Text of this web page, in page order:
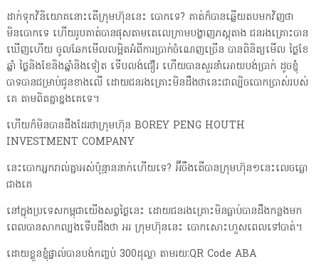
ដាក់ទុកវិនិយោគនោះតើក្រុមហ៊ុននេះ បោកទេ? គាត់ក៏បានឆ្លើយតបមកវិញថា
មិនបោកទេ ហើយរូបគាត់បានផុសតាមតេលេក្រាមបង្ហាញភស្តុតាង ជនរងគ្រោះបាន
ឃើញហើយ ចូលឆែកមើលលម្អិតអំពីការប្រាក់ចំណេញច្រើន បានពិនិត្យមើល ថ្ងៃខែ
ឆ្នាំ ថ្ងៃនិងខែនិងឆ្នាំនិងទៀត ទើបលង់ជឿរ ហើយបានសួរនាំអោយបង់ប្រាក់ ដូចខ្ញុំ
បាទបានជម្រាប់ជូនខាងលើ ដោយជនរងគ្រោះមិនដឹងថានេះជាល្បិចបោកប្រាស់របស់
គេ តាមពិតគ្នាខ្នងគេទេ។
ហើយក៏មិនបានដឹងដែរថាក្រុមហ៊ុន BOREY PENG HOUTH
INVESTMENT COMPANY
នេះបោកអ្នករាល់គ្នាអស់ប៉ុន្មាននាក់ហើយទេ? អ៊ីចឹងតើបានក្រុមហ៊ុន១នេះលេចធ្លោ
ជាងគេ
នៅក្នុងប្រទេសកម្ពុជាយើងសព្វថ្ងៃនេះ ដោយជនរងគ្រោះមិនធ្លាប់បានដឹងកន្លងមក
ពេលបានសាកល្បងទើបដឹងថា អរ ក្រុមហ៊ុននេះ បោកសោះហួសពេលទៅបាត់។
ដោយខ្លួនខ្ញុំផ្ទាល់បានបង់កញ្ចប់ 300ដុល្លា តាមរយៈQR Code ABA